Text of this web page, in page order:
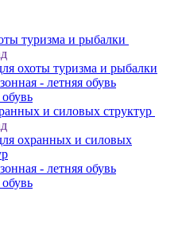
туризма и рыбалки
охоты туризма и рыбалки
- летняя обувь
и силовых структур
охранных и силовых
- летняя обувь